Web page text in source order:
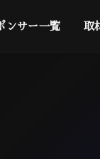
ンサー一覧 取